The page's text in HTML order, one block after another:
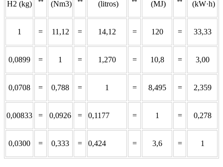
H2 (kg)
(Nm3)
(litros)
(MJ)
(kW·h)
1 = 11,12 = 14,12 = 120 = 33,33
0,0899 = 1 = 1,270 = 10,8 = 3,00
0,0708 = 0,788 = 1 = 8,495 = 2,359
0,00833 = 0,0926 = 0,1177 = 1 = 0,278
0,0300 = 0,333 = 0,424 = 3,6 = 1